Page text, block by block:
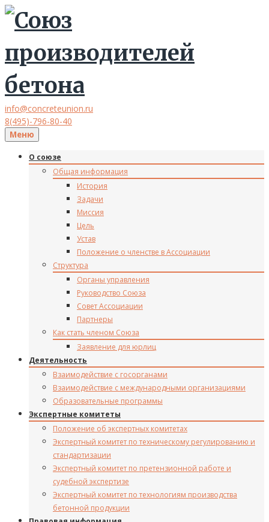
info@concreteunion.ru
8(495)-796-80-40
Меню
О союзе
Общая информация
История
Задачи
Миссия
Цель
Устав
Положение о членстве в Ассоциации
Структура
Органы управления
Руководство Союза
Совет Ассоциации
Партнеры
Как стать членом Союза
Заявление для юрлиц
Деятельность
Взаимодействие с госорганами
Взаимодействие с международными организациями
Образовательные программы
Экспертные комитеты
Положение об экспертных комитетах
Экспертный комитет по техническому регулированию и
стандартизации
Экспертный комитет по претензионной работе и
судебной экспертизе
Экспертный комитет по технологиям производства
бетонной продукции